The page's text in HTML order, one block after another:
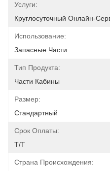
Услуги:
Круглосуточный Онлайн-
Использование:
Запасные Части
Тип Продукта:
Части Кабины
Размер:
Стандартный
Срок Оплаты:
Т/Т
Страна Происхождения: